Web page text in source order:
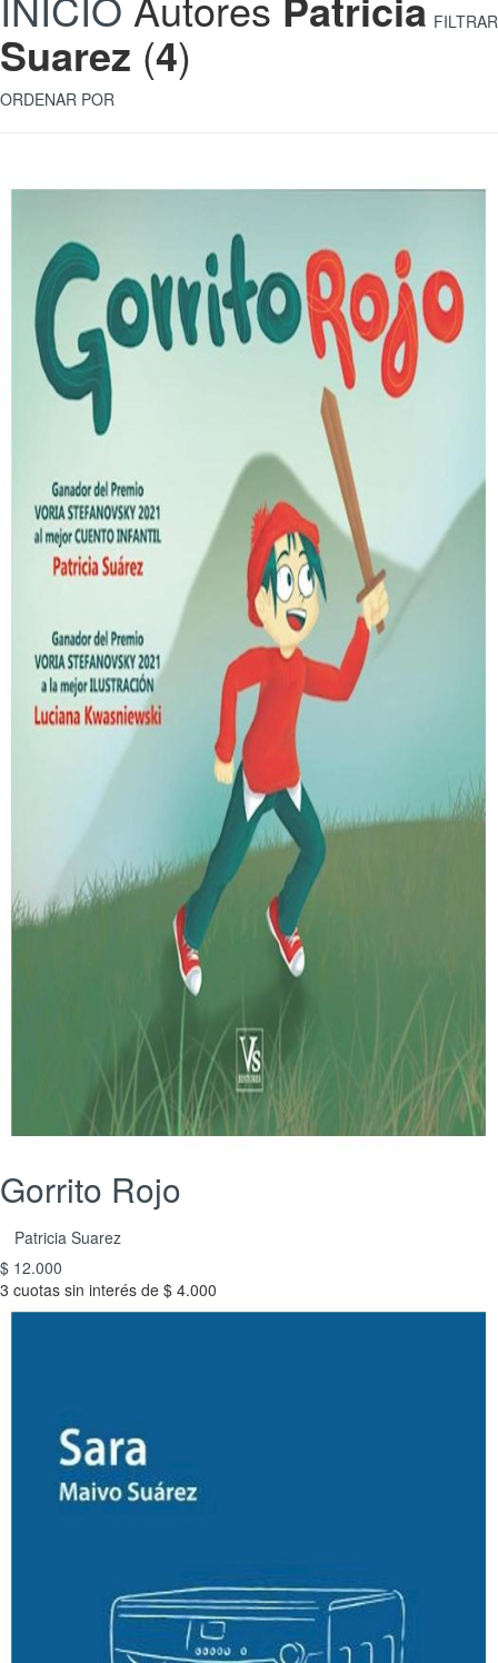
FILTRAR
Suarez (4)
ORDENAR POR
Gorrito Rojo
Patricia Suarez
$ 12.000
3 cuotas sin interés de $ 4.000